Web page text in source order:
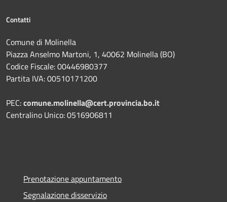
Contatti
Comune di Molinella
Piazza Anselmo Martoni, 1, 40062 Molinella (BO)
Codice Fiscale: 00446980377
Partita IVA: 00510171200
PEC:comune.molinella@cert.provincia.bo.it
Centralino Unico: 0516906811
Prenotazione appuntamento
Segnalazione disservizio